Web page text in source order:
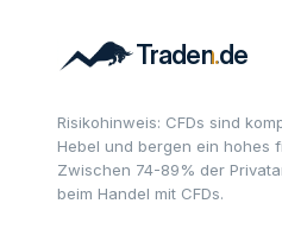
Risikohinweis: CFDs sind
Hebel und bergen ein hohes
Zwischen 74-89% der
beim Handel mit CFDs.